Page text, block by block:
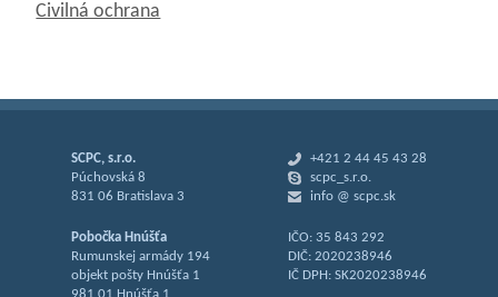
Civilná ochrana
SCPC, s.r.o.
Púchovská 8
831 06 Bratislava 3
Pobočka Hnúšťa
Rumunskej armády 194
objekt pošty Hnúšťa 1
+421 2 44 45 43 28
scpc_s.r.o.
info @ scpc.sk
IČO: 35 843 292
DIČ: 2020238946
IČ DPH: SK2020238946